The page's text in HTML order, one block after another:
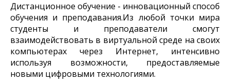
Дистанционное обучение - инновационный способ
обучения и преподавания.Из любой точки мира
студенты и преподаватели смогут
взаимодействовать в виртуальной среде на своих
компьютерах через Интернет, интенсивно
используя возможности, предоставляемые
новыми цифровыми технологиями.